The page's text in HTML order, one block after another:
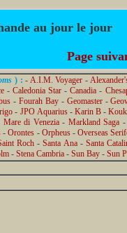
au jour le jour
Page
) : - A.I.M. Voyager -
-Caledonia Star -Canadia -
-Fourah Bay- Geomaster-
- JPO Aquarius- Karin B -
Mare di Venezia- Markland Saga
-Orontes - Orpheus-Overseas
Roch- Santa Ana- Santa
- Stena Cambria - Sun Bay - Sun